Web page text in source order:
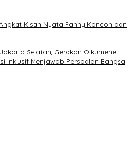
Angkat Kisah Nyata Fanny Kondoh dan
Selatan, Gerakan Oikumene
Inklusif Menjawab Persoalan Bangsa